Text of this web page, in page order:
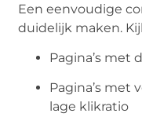
Een eenvoudige
duidelijk maken.
Pagina’s met
Pagina’s met
lage klikratio